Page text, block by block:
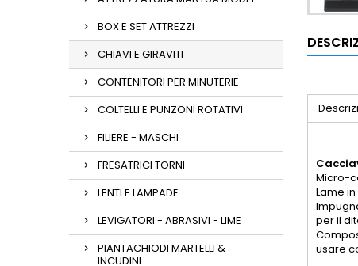
BOX E SET ATTREZZI
CHIAVI E GIRAVITI
CONTENITORI PER MINUTERIE
COLTELLI E PUNZONI ROTATIVI
FILIERE - MASCHI
FRESATRICI TORNI
LENTI E LAMPADE
LEVIGATORI - ABRASIVI - LIME
PIANTACHIODI MARTELLI &
INCUDINI
Micro-
Lame
per il
usare